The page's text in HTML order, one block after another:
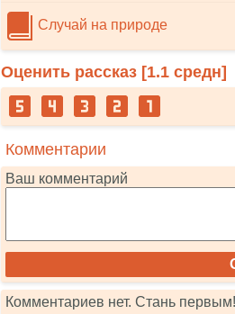
Случай на природе
Оценить рассказ [1.1 средн]
Комментарии
Ваш комментарий
Комментариев нет. Стань первым!